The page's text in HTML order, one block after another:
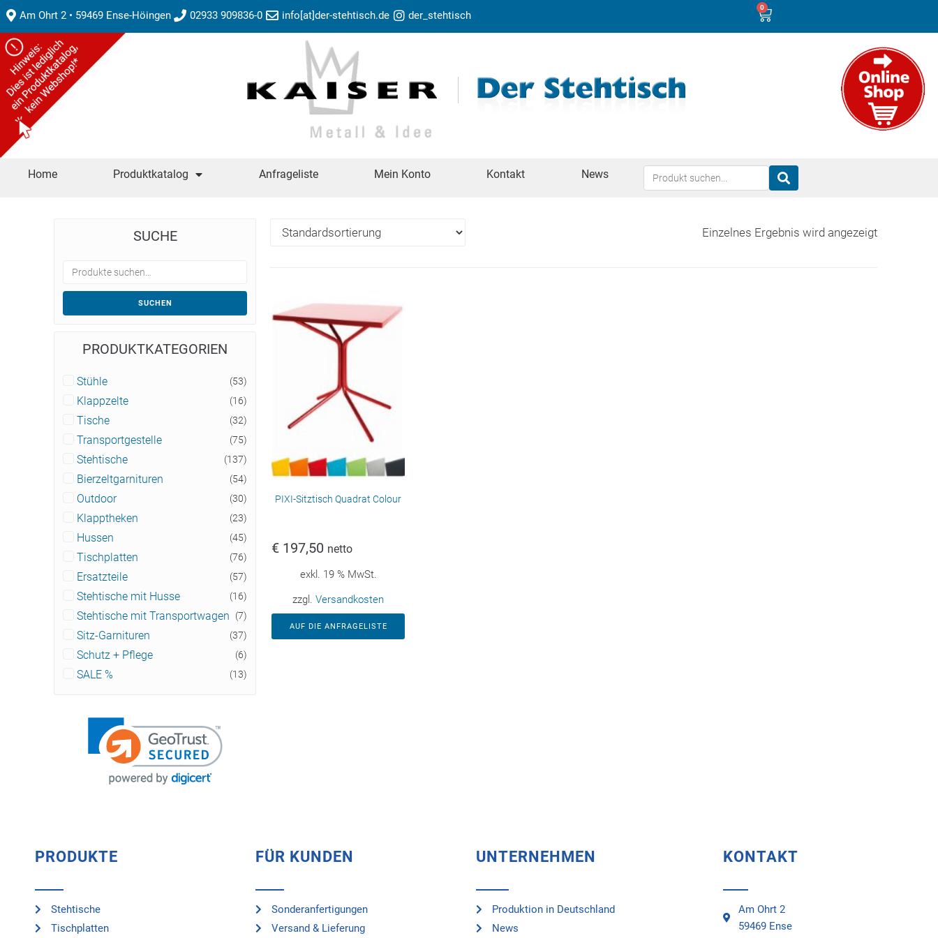
Am Ohrt 2 • 59469 Ense-Höingen 02933 909836-0 info[at]der-stehtisch.de der_stehtisch
0
Home Produktkatalog Anfrageliste Mein Konto Kontakt News
Einzelnes Ergebnis wird angezeigt
PIXI-Sitztisch Quadrat Colour
€ 197,50 netto
exkl. 19 % MwSt.
zzgl. Versandkosten
AUF DIE ANFRAGELISTE
SUCHE
SUCHEN
PRODUKTKATEGORIEN
Stühle (53)
Klappzelte (16)
Tische (32)
Transportgestelle (75)
Stehtische (137)
Bierzeltgarnituren (54)
Outdoor (30)
Klapptheken (23)
Hussen (45)
Tischplatten (76)
Ersatzteile (57)
Stehtische mit Husse (16)
Stehtische mit Transportwagen (7)
Sitz-Garnituren (37)
Schutz + Pflege (6)
SALE % (13)
PRODUKTE
Stehtische
Tischplatten
FÜR KUNDEN
Sonderanfertigungen
Versand & Lieferung
UNTERNEHMEN
Produktion in Deutschland
News
KONTAKT
Am Ohrt 2
59469 Ense